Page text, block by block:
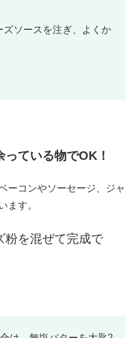
ズソースを注ぎ、よくか
ている物でOK！
ーコンやソーセージ、ジャ
ます。
粉を混ぜて完成で